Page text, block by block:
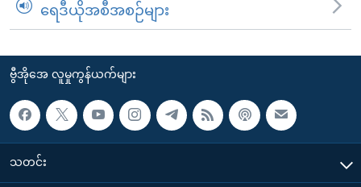
ရေဒီယိုအစီအစဉ်များ
ဗွီအိုအေ လူမှုကွန်ယက်များ
သတင်း